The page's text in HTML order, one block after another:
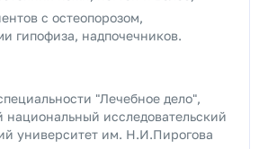
с остеопорозом,
гипофиза, надпочечников.
"Лечебное дело",
национальный исследовательский
университет им. Н.И.Пирогова